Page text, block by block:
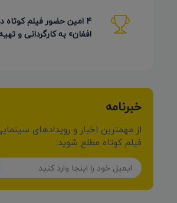
4 امین حضور فیلم کوتاه
افغان» به کارگردانی و
خبرنامه
از مهمترین اخبار و رویدادهای
فیلم کوتاه مطلع شوید: